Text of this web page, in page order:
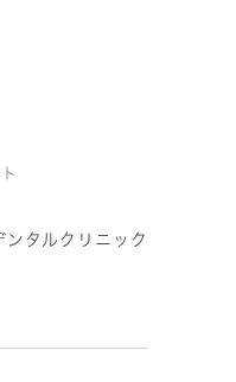
ンタルクリニック